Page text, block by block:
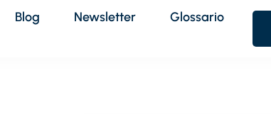
Blog Newsletter Glossario